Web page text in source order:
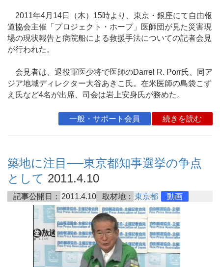
2011年4月14日（木）15時より、東京・銀座にて自由報
道協会主催「プロジェクト・ホープ」医師団が見た災害現
場の現状報告と病院船による救援手法についての記者会見
が行われた。
会見者は、退役軍医少将で医師のDarrel R. Porr氏、同ア
ジア地域ディレクター大谷あきこ氏。在米医師の島袋こず
え氏など4名が出席、司会は岩上安身氏が務めた。
一般・サポート会員 続きを読む
築地に注目──東京都知事選挙の争点
として 2011.4.10
記事公開日： 2011.4.10 取材地： 東京都 動画